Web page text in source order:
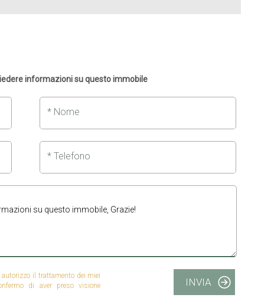
informazioni su questo immobile
* Nome
* Telefono
il trattamento dei miei
di aver preso visione
INVIA